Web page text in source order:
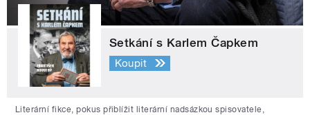
Setkání s Karlem Čapkem
Koupit
Literární fikce, pokus přiblížit literární nadsázkou spisovatele,